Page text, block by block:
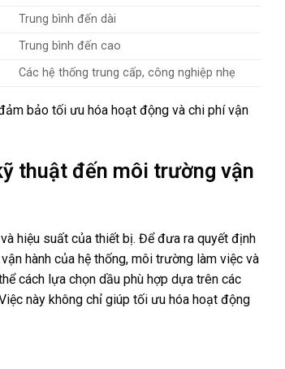
Trung bình đến dài
Trung bình đến cao
Các hệ thống trung cấp, công nghiệp nhẹ
bảo tối ưu hóa hoạt động và chi phí vận
thuật đến môi trường vận
hiệu suất của thiết bị. Để đưa ra quyết định
hành của hệ thống, môi trường làm việc và
cách lựa chọn dầu phù hợp dựa trên các
này không chỉ giúp tối ưu hóa hoạt động